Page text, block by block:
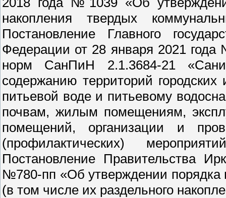
накопления твердых
Постановление Главного
Федерации от 28 января 2021
норм СанПиН 2.1.3684-21
содержанию территорий
питьевой воде и питьевому
почвам, жилым помещениям,
помещений, организации и
(профилактических)
Постановление Правительства
№780-пп «Об утверждении порядка
(в том числе их раздельного